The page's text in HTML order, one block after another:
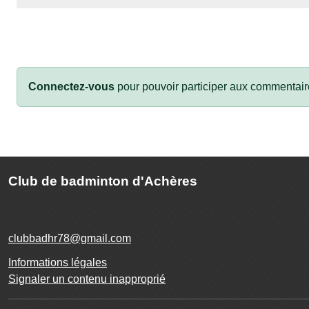
Connectez-vous pour pouvoir participer aux
Club de badminton d'Achères
clubbadhr78@gmail.com
Informations légales
Signaler un contenu inapproprié